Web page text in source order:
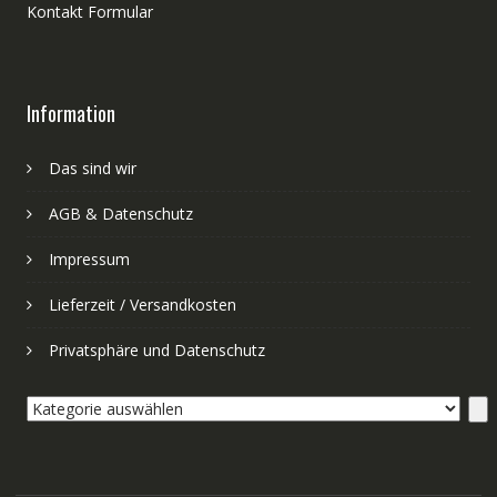
Kontakt Formular
Information
Das sind wir
AGB & Datenschutz
Impressum
Lieferzeit / Versandkosten
Privatsphäre und Datenschutz
Kategorie